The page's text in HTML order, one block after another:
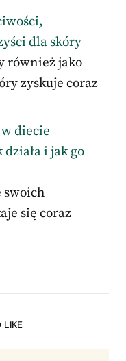
dla skóry
również jako
zyskuje coraz
diecie
i jak go
swoich
się coraz
LIKE